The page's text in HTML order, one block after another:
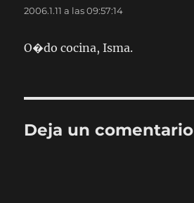
2006.1.11 a las 09:57:14
O�do cocina, Isma.
Deja un comentario